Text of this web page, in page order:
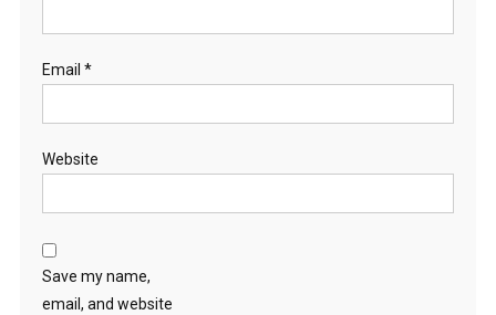
Email *
Website
Save my name,
email, and website